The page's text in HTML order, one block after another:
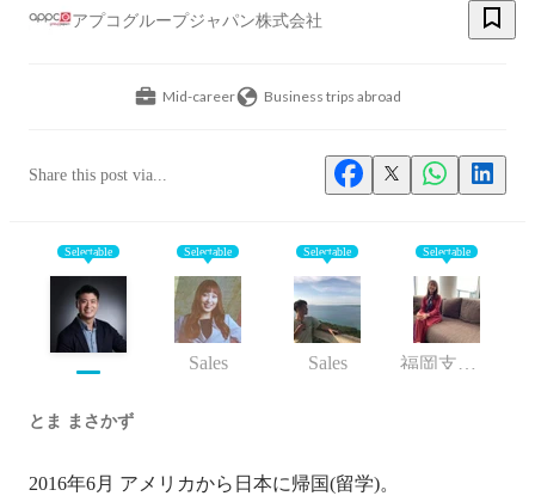
アプコグループジャパン株式会社
Mid-career Business trips abroad
Share this post via...
Selectable Selectable
Sales
Selectable
Sales
Selectable
福岡支店 支店長
とま まさかず
2016年6月 アメリカから日本に帰国(留学)。